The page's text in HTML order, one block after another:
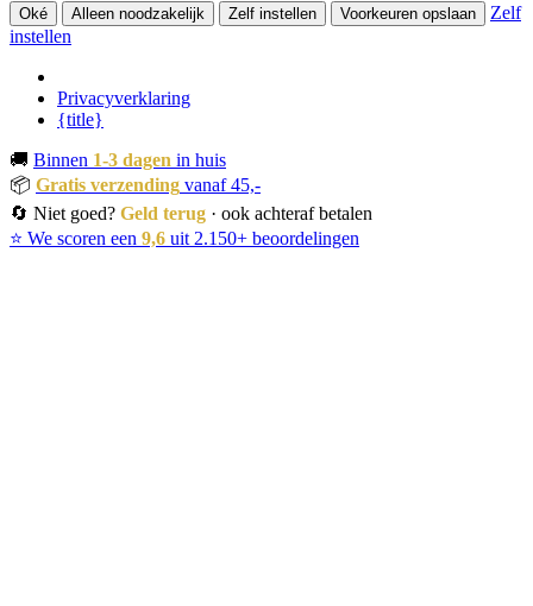
Oké Alleen noodzakelijk Zelf instellen Voorkeuren opslaan
Zelf
instellen
Privacyverklaring
{title}
🚚 Binnen 1-3 dagen in huis
📦 Gratis verzending vanaf 45,-
🔄 Niet goed? Geld terug · ook achteraf betalen
⭐ We scoren een 9,6 uit 2.150+ beoordelingen